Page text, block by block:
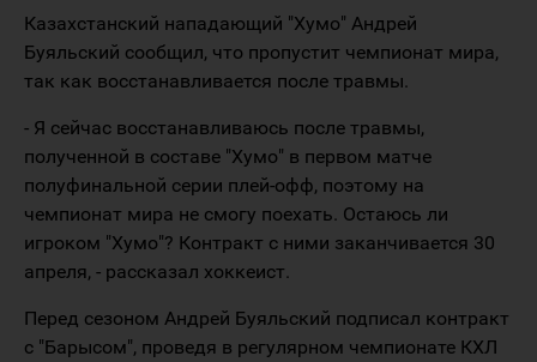
Казахстанский нападающий "Хумо" Андрей
Буяльский сообщил, что пропустит чемпионат мира,
так как восстанавливается после травмы.
- Я сейчас восстанавливаюсь после травмы,
полученной в составе "Хумо" в первом матче
полуфинальной серии плей-офф, поэтому на
чемпионат мира не смогу поехать. Остаюсь ли
игроком "Хумо"? Контракт с ними заканчивается 30
апреля, - рассказал хоккеист.
Перед сезоном Андрей Буяльский подписал контракт
с "Барысом", проведя в регулярном чемпионате КХЛ